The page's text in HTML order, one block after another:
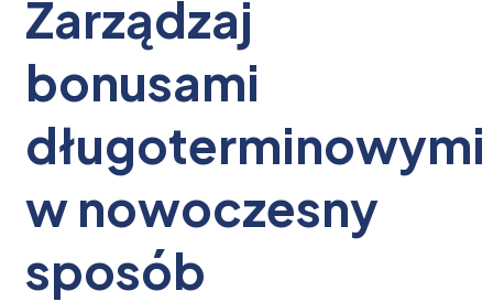
Zarządzaj
bonusami
długoterminowymi
w nowoczesny
sposób